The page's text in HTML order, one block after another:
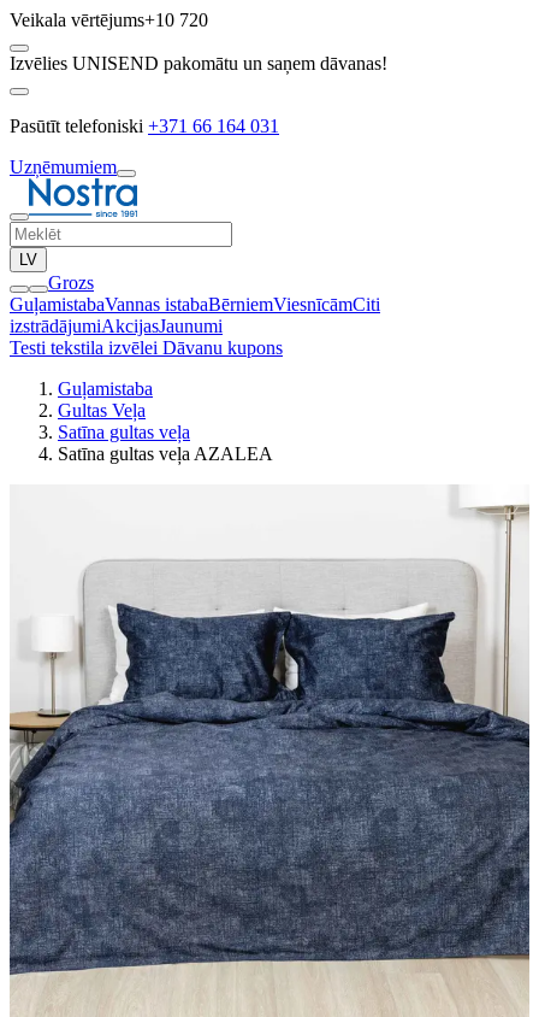
Veikala vērtējums+10 720
Izvēlies UNISEND pakomātu un saņem dāvanas!
Pasūtīt telefoniski +371 66 164 031
Uzņēmumiem
LV
Grozs
GuļamistabaVannas istabaBērniemViesnīcāmCiti
izstrādājumiAkcijasJaunumi
Testi tekstila izvēlei Dāvanu kupons
Guļamistaba
Gultas Veļa
Satīna gultas veļa
Satīna gultas veļa AZALEA